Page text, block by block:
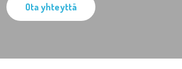
Ota yhteyttä